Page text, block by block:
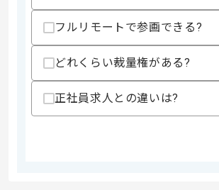
・アニメ、漫画、
フルリモートで参画できる?
どれくらい裁量権がある?
正社員求人との違いは?